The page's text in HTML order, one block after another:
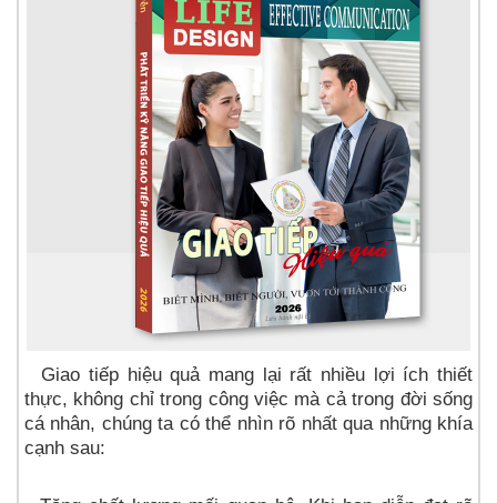
Giao tiếp hiệu quả mang lại rất nhiều lợi ích thiết
thực, không chỉ trong công việc mà cả trong đời sống
cá nhân, chúng ta có thể nhìn rõ nhất qua những khía
cạnh sau: